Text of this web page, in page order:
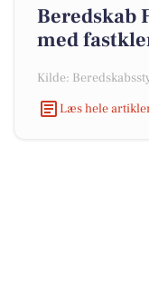
Beredskab
med
Kilde:
Læs hele